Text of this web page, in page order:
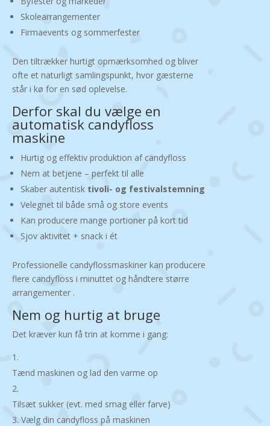
Skolearrangementer
Firmaevents og sommerfester
Den tiltrækker hurtigt opmærksomhed og bliver
ofte et naturligt samlingspunkt, hvor gæsterne
står i kø for en sød oplevelse.
Derfor skal du vælge en
automatisk candyfloss
maskine
Hurtig og effektiv produktion af candyfloss
Nem at betjene – perfekt til alle
Skaber autentisk tivoli- og festivalstemning
Velegnet til både små og store events
Kan producere mange portioner på kort tid
Sjov aktivitet + snack i ét
Professionelle candyflossmaskiner kan producere
flere candyfloss i minuttet og håndtere større
arrangementer .
Nem og hurtig at bruge
Det kræver kun få trin at komme i gang:
Tænd maskinen og lad den varme op
Tilsæt sukker (evt. med smag eller farve)
Vælg din candyfloss på maskinen